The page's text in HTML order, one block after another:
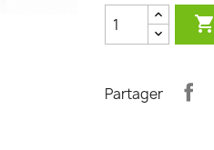

Partager